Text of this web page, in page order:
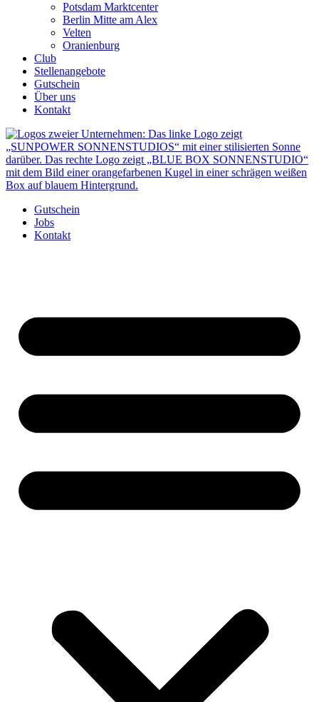
Potsdam Marktcenter
Berlin Mitte am Alex
Velten
Oranienburg
Club
Stellenangebote
Gutschein
Über uns
Kontakt
Gutschein
Jobs
Kontakt